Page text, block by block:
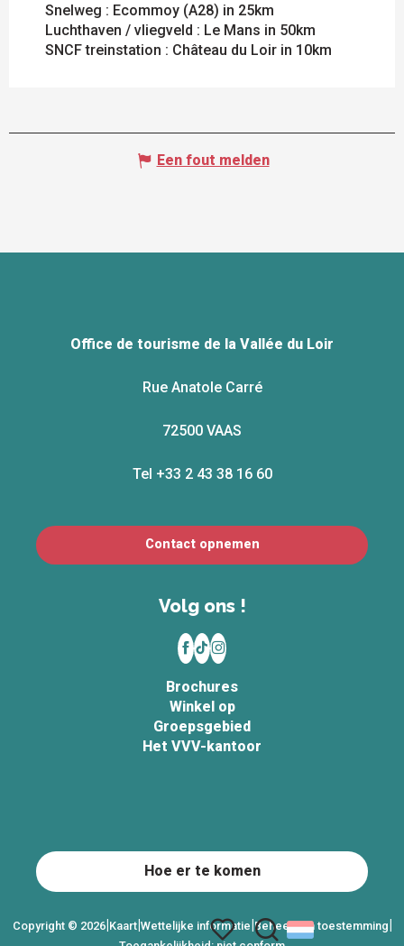
Snelweg : Ecommoy (A28) in 25km
Luchthaven / vliegveld : Le Mans in 50km
SNCF treinstation : Château du Loir in 10km
Een fout melden
Office de tourisme de la Vallée du Loir
Rue Anatole Carré
72500 VAAS
Tel +33 2 43 38 16 60
Contact opnemen
Volg ons !
Brochures
Winkel op
Groepsgebied
Het VVV-kantoor
Copyright © 2026|Kaart|Wettelijke informatie|Beheer van toestemming|
Hoe er te komen